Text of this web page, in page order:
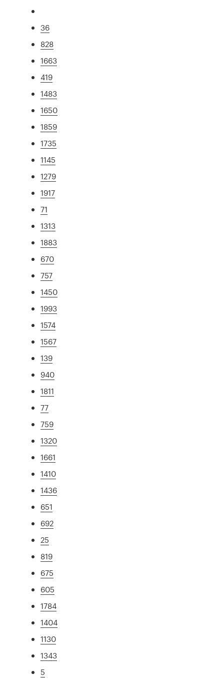
36
828
1663
419
1483
1650
1859
1735
1145
1279
1917
71
1313
1883
670
757
1450
1993
1574
1567
139
940
1811
77
759
1320
1661
1410
1436
651
692
25
819
675
605
1784
1404
1130
1343
5